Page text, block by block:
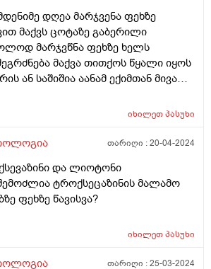
მგრძნობელობა
დღეა მარჯვენა ფეხზე
მაქვს ცოტაზე გაბერილი
მარჯვწნა ფეხზე ხელს
მაქვა თითქოს წყალი იყოს
ან საშიშია აანამ ექიმთან მივალ
იხილეთპასუხი
თარიღი :20-04-2024
და ლიოტონი
ტროქსეცაზინის მალამო
ფეხზე წავისვა?
იხილეთპასუხი
თარიღი :25-03-2024